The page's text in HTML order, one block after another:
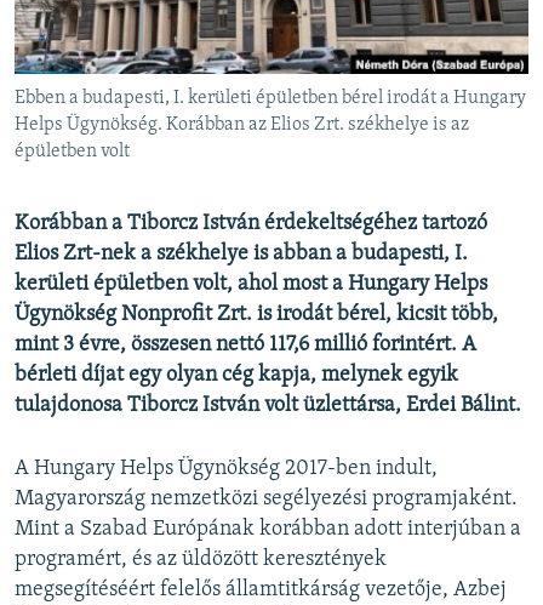
KLÍMAVÁLTOZÁS
A MÚLT TANULSÁGAI
KÖVESSEN MINKET!
Valamennyi RFE/RL weboldal
Ebben a budapesti, I. kerületi épületben bérel irodát a Hungary
Helps Ügynökség. Korábban az Elios Zrt. székhelye is az
épületben volt
Korábban a Tiborcz István érdekeltségéhez tartozó
Elios Zrt-nek a székhelye is abban a budapesti, I.
kerületi épületben volt, ahol most a Hungary Helps
Ügynökség Nonprofit Zrt. is irodát bérel, kicsit több,
mint 3 évre, összesen nettó 117,6 millió forintért. A
bérleti díjat egy olyan cég kapja, melynek egyik
tulajdonosa Tiborcz István volt üzlettársa, Erdei Bálint.
A Hungary Helps Ügynökség 2017-ben indult,
Magyarország nemzetközi segélyezési programjaként.
Mint a Szabad Európának korábban adott interjúban a
programért, és az üldözött keresztények
megsegítéséért felelős államtitkárság vezetője, Azbej